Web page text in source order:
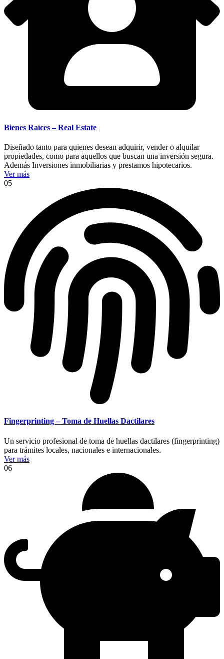
Bienes Raíces – Real Estate
Diseñado tanto para quienes desean adquirir, vender o alquilar
propiedades, como para aquellos que buscan una inversión segura.
Además Inversiones inmobiliarias y prestamos hipotecarios.
Ver más
05
Fingerprinting – Toma de Huellas Dactilares
Un servicio profesional de toma de huellas dactilares (fingerprinting)
para trámites locales, nacionales e internacionales.
Ver más
06